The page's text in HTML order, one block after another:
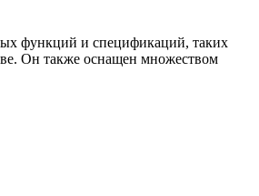
функций и спецификаций, таких
Он также оснащен множеством